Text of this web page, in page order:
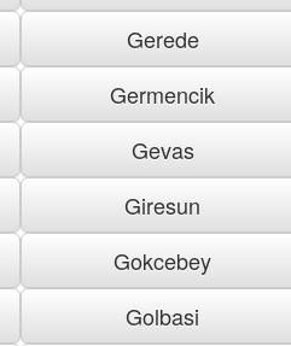
Gerede
Germencik
Gevas
Giresun
Gokcebey
Golbasi